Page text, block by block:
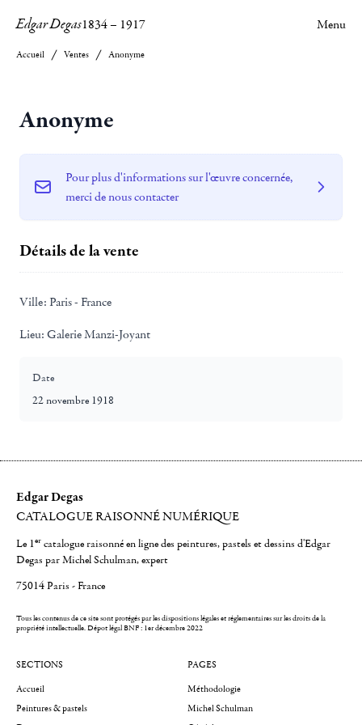
Edgar Degas1834– 1917 Menu
Accueil Ventes Anonyme
Anonyme
Pour plus d'informations sur l'œuvre concernée,
merci de nous contacter
Détails de la vente
Ville: Paris - France
Lieu: Galerie Manzi-Joyant
Date
22 novembre 1918
Edgar Degas
CATALOGUE RAISONNÉ NUMÉRIQUE
Le 1er catalogue raisonné en ligne des peintures, pastels et dessins d'Edgar
Degas par Michel Schulman, expert
75014 Paris - France
Tous les contenus de ce site sont protégés par les dispositions légales et réglementaires sur les droits de la
propriété intellectuelle.Dépot légal BNF : 1er décembre 2022
SECTIONS
Accueil
Peintures & pastels
PAGES
Méthodologie
Michel Schulman